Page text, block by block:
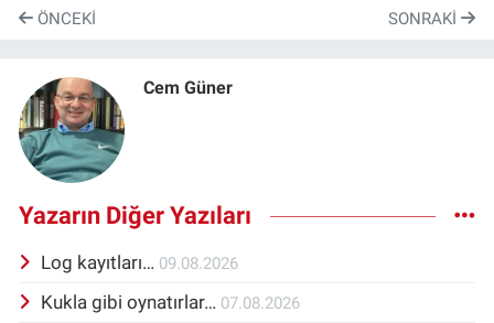
ÖNCEKI SONRAKI
Cem Güner
Yazarın Diğer Yazıları
Log kayıtları… 09.08.2026
Kukla gibi oynatırlar… 07.08.2026